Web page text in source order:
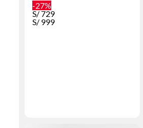
-27%
S/729
S/ 999